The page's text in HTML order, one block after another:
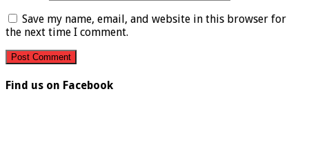
Save my name, email, and website in this browser for
the next time I comment.
Find us on Facebook